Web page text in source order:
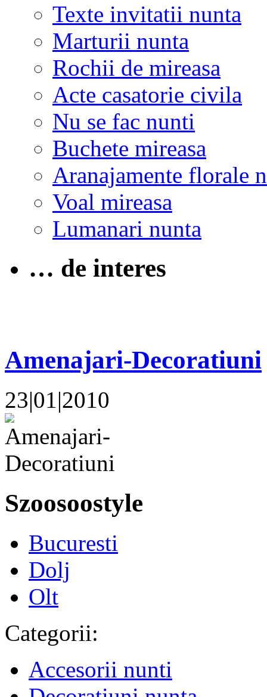
Texte invitatii nunta
Marturii nunta
Rochii de mireasa
Acte casatorie civila
Nu se fac nunti
Buchete mireasa
Aranajamente florale
Voal mireasa
Lumanari nunta
… de interes
Amenajari-Decoratiuni
23|01|2010
Szoosoostyle
Bucuresti
Dolj
Olt
Categorii:
Accesorii nunti